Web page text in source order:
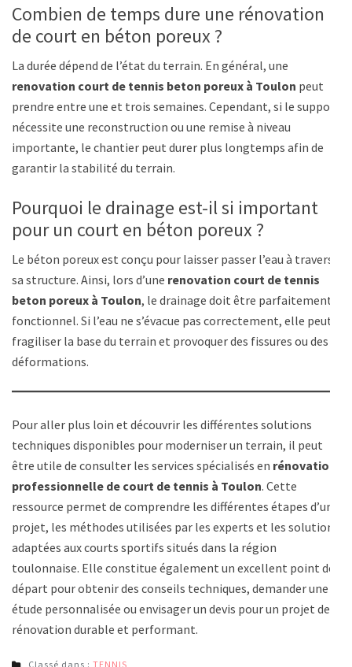
Combien de temps dure une rénovation
de court en béton poreux ?
La durée dépend de l’état du terrain. En général, une
renovation court de tennis beton poreux à Toulon peut
prendre entre une et trois semaines. Cependant, si le support
nécessite une reconstruction ou une remise à niveau
importante, le chantier peut durer plus longtemps afin de
garantir la stabilité du terrain.
Pourquoi le drainage est-il si important
pour un court en béton poreux ?
Le béton poreux est conçu pour laisser passer l’eau à travers
sa structure. Ainsi, lors d’une renovation court de tennis
beton poreux à Toulon, le drainage doit être parfaitement
fonctionnel. Si l’eau ne s’évacue pas correctement, elle peut
fragiliser la base du terrain et provoquer des fissures ou des
déformations.
Pour aller plus loin et découvrir les différentes solutions
techniques disponibles pour moderniser un terrain, il peut
être utile de consulter les services spécialisés en rénovation
professionnelle de court de tennis à Toulon. Cette
ressource permet de comprendre les différentes étapes d’un
projet, les méthodes utilisées par les experts et les solutions
adaptées aux courts sportifs situés dans la région
toulonnaise. Elle constitue également un excellent point de
départ pour obtenir des conseils techniques, demander une
étude personnalisée ou envisager un devis pour un projet de
rénovation durable et performant.
Classé dans : TENNIS